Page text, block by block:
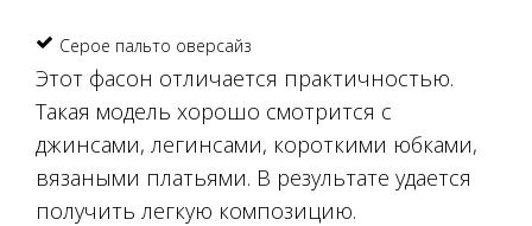
Серое пальто оверсайз
Этот фасон отличается практичностью.
Такая модель хорошо смотрится с
джинсами, легинсами, короткими юбками,
вязаными платьями. В результате удается
получить легкую композицию.